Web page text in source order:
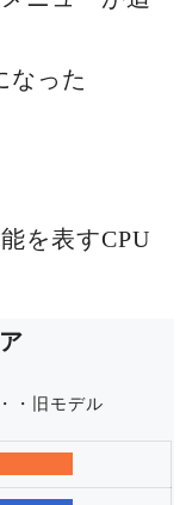
なった
を表すCPU
・旧モデル